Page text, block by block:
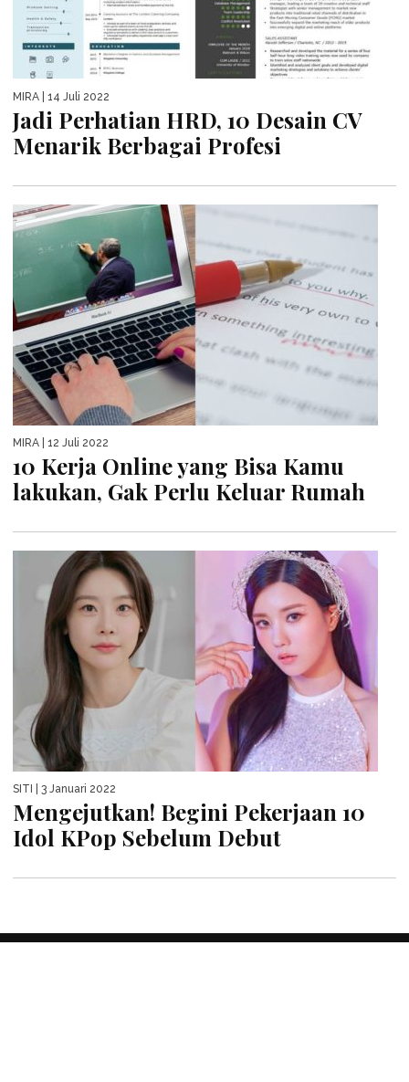
MIRA | 14 Juli 2022
Jadi Perhatian HRD, 10 Desain CV
Menarik Berbagai Profesi
MIRA | 12 Juli 2022
10 Kerja Online yang Bisa Kamu
lakukan, Gak Perlu Keluar Rumah
SITI | 3 Januari 2022
Mengejutkan! Begini Pekerjaan 10
Idol KPop Sebelum Debut